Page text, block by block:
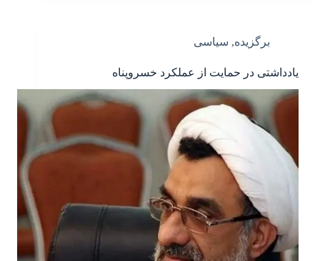
برگزیده, سیاسی
یادداشتی در حمایت از عملکرد خسروپناه